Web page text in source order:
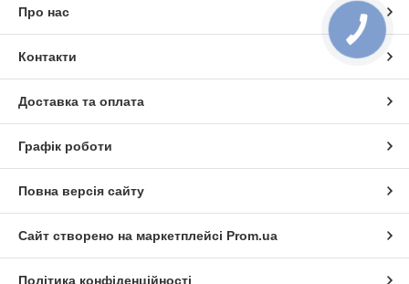
Про нас
Контакти
Доставка та оплата
Графік роботи
Повна версія сайту
Сайт створено на маркетплейсі Prom.ua
Політика конфіденційності
КНОПКА
ЗВ'ЯЗКУ